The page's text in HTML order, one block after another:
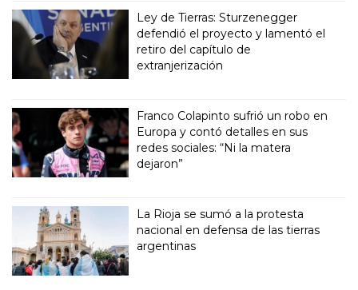
Ley de Tierras: Sturzenegger
defendió el proyecto y lamentó el
retiro del capítulo de
extranjerización
Franco Colapinto sufrió un robo en
Europa y contó detalles en sus
redes sociales: “Ni la matera
dejaron”
La Rioja se sumó a la protesta
nacional en defensa de las tierras
argentinas